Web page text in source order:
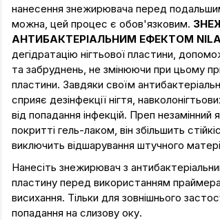
нанесення знежирювача перед
можна, цей процес є обов'язковим.
АНТИБАКТЕРІАЛЬНИМ ЕФЕКТОМ NILA
дегідратацію нігтьової пластини,
та забруднень, не змінюючи при цьому
пластини. Завдяки своїм
сприяє дезінфекції нігтя,
від попадання інфекцій. Преп незамінний
покритті гель-лаком, він збільшить
виключить відшарування штучного
Нанесіть знежирювач з
пластину перед використанням праймера
висихання. Тільки для зовнішнього
попадання на слизову оку.